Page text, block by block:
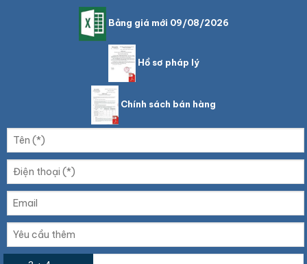
Bảng giá mới 09/08/2026
Hồ sơ pháp lý
Chính sách bán hàng